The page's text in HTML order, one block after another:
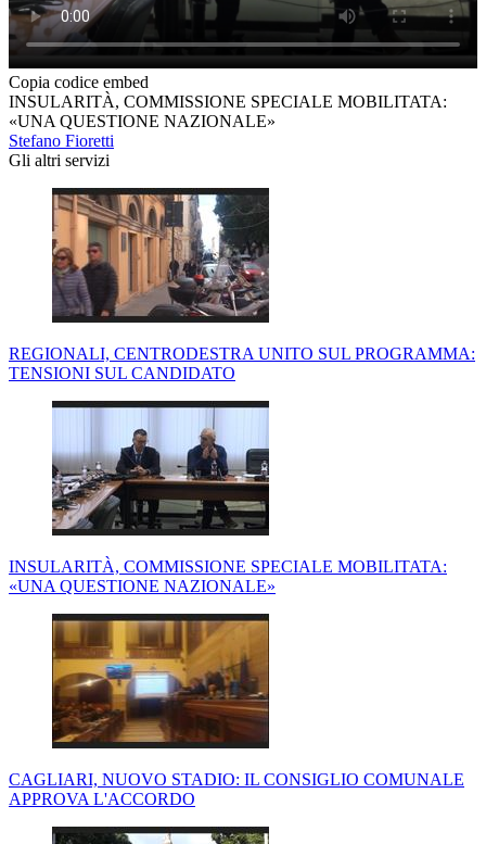
Copia codice embed
INSULARITÀ, COMMISSIONE SPECIALE MOBILITATA:
«UNA QUESTIONE NAZIONALE»
Stefano Fioretti
Gli altri servizi
REGIONALI, CENTRODESTRA UNITO SUL PROGRAMMA:
TENSIONI SUL CANDIDATO
INSULARITÀ, COMMISSIONE SPECIALE MOBILITATA:
«UNA QUESTIONE NAZIONALE»
CAGLIARI, NUOVO STADIO: IL CONSIGLIO COMUNALE
APPROVA L'ACCORDO